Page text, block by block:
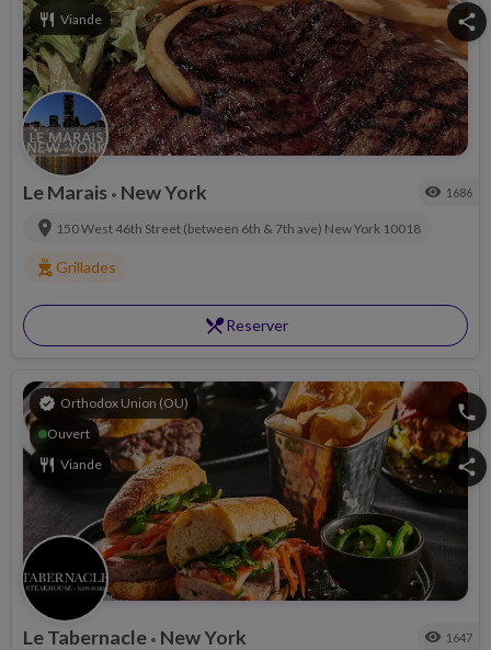
restaurant Viande share
Le Marais • New York visibility 1686
location_on 150 West 46th Street (between 6th & 7th ave) New York 10018
outdoor_grill Grillades
restaurant_menuReserver
verified Orthodox Union (OU)
Ouvert
restaurant Viande
phone
share
Le Tabernacle • New York visibility 1647